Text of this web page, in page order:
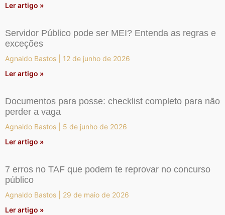
Ler artigo »
Servidor Público pode ser MEI? Entenda as regras e
exceções
Agnaldo Bastos
12 de junho de 2026
Ler artigo »
Documentos para posse: checklist completo para não
perder a vaga
Agnaldo Bastos
5 de junho de 2026
Ler artigo »
7 erros no TAF que podem te reprovar no concurso
público
Agnaldo Bastos
29 de maio de 2026
Ler artigo »